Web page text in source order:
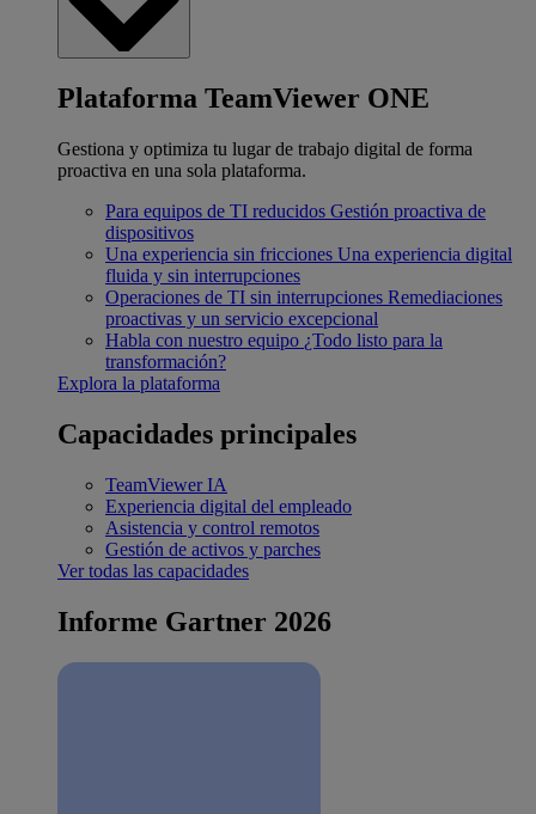
Plataforma TeamViewer ONE
Gestiona y optimiza tu lugar de trabajo digital de forma
proactiva en una sola plataforma.
Para equipos de TI reducidos Gestión proactiva de
dispositivos
Una experiencia sin fricciones Una experiencia digital
fluida y sin interrupciones
Operaciones de TI sin interrupciones Remediaciones
proactivas y un servicio excepcional
Habla con nuestro equipo ¿Todo listo para la
transformación?
Explora la plataforma
Capacidades principales
TeamViewer IA
Experiencia digital del empleado
Asistencia y control remotos
Gestión de activos y parches
Ver todas las capacidades
Informe Gartner 2026